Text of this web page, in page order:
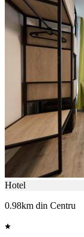
Hotel
0.98km din Centru